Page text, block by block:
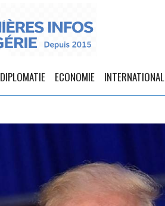
DIPLOMATIE ECONOMIE INTERNATIONAL